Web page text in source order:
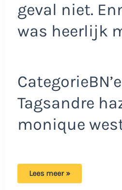
geval niet.
was heerlijk
Tagsandre
monique
Monique
Lees meer »